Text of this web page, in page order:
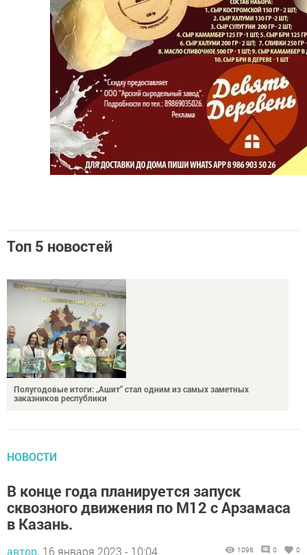
Полугодовые итоги: „Ашит“ стал одним из самых заметных
заказников республики
сквозного движения по М12 с Арзамаса
в Казань.
автор, 16 января 2023 - 10:04